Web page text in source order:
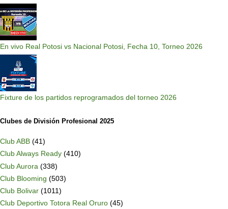
En vivo Real Potosi vs Nacional Potosi, Fecha 10, Torneo 2026
Fixture de los partidos reprogramados del torneo 2026
Clubes de División Profesional 2025
Club ABB (41)
Club Always Ready (410)
Club Aurora (338)
Club Blooming (503)
Club Bolivar (1011)
Club Deportivo Totora Real Oruro (45)